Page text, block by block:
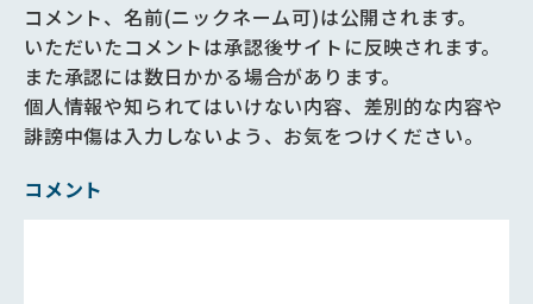
コメント、名前(ニックネーム可)は公開されます。
いただいたコメントは承認後サイトに反映されます。
また承認には数日かかる場合があります。
個人情報や知られてはいけない内容、差別的な内容や
誹謗中傷は入力しないよう、お気をつけください。
コメント